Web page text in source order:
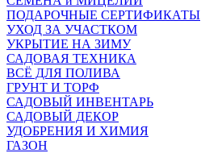
ПОДАРОЧНЫЕ СЕРТИФИКАТЫ
УХОД ЗА УЧАСТКОМ
УКРЫТИЕ НА ЗИМУ
САДОВАЯ ТЕХНИКА
ВСЁ ДЛЯ ПОЛИВА
ГРУНТ И ТОРФ
САДОВЫЙ ИНВЕНТАРЬ
САДОВЫЙ ДЕКОР
УДОБРЕНИЯ И ХИМИЯ
ГАЗОН